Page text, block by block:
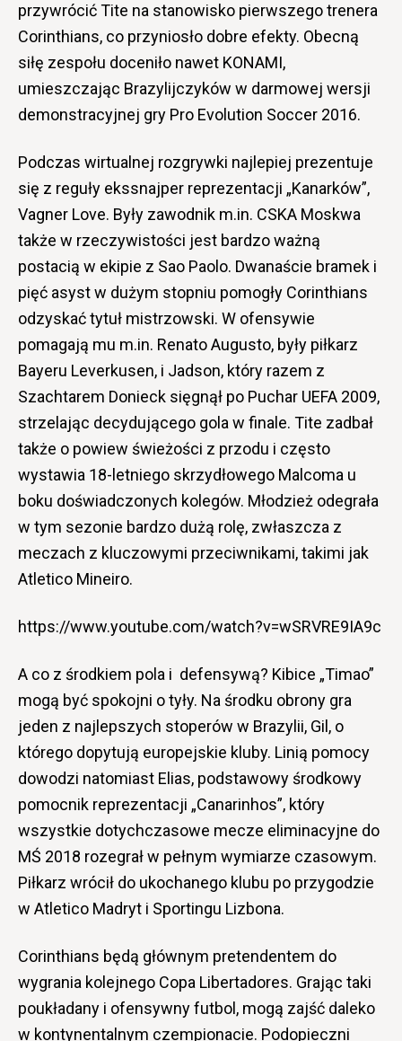
przywrócić Tite na stanowisko pierwszego trenera
Corinthians, co przyniosło dobre efekty. Obecną
siłę zespołu doceniło nawet KONAMI,
umieszczając Brazylijczyków w darmowej wersji
demonstracyjnej gry Pro Evolution Soccer 2016.
Podczas wirtualnej rozgrywki najlepiej prezentuje
się z reguły ekssnajper reprezentacji „Kanarków”,
Vagner Love. Były zawodnik m.in. CSKA Moskwa
także w rzeczywistości jest bardzo ważną
postacią w ekipie z Sao Paolo. Dwanaście bramek i
pięć asyst w dużym stopniu pomogły Corinthians
odzyskać tytuł mistrzowski. W ofensywie
pomagają mu m.in. Renato Augusto, były piłkarz
Bayeru Leverkusen, i Jadson, który razem z
Szachtarem Donieck sięgnął po Puchar UEFA 2009,
strzelając decydującego gola w finale. Tite zadbał
także o powiew świeżości z przodu i często
wystawia 18-letniego skrzydłowego Malcoma u
boku doświadczonych kolegów. Młodzież odegrała
w tym sezonie bardzo dużą rolę, zwłaszcza z
meczach z kluczowymi przeciwnikami, takimi jak
Atletico Mineiro.
https://www.youtube.com/watch?v=wSRVRE9IA9c
A co z środkiem pola i defensywą? Kibice „Timao”
mogą być spokojni o tyły. Na środku obrony gra
jeden z najlepszych stoperów w Brazylii, Gil, o
którego dopytują europejskie kluby. Linią pomocy
dowodzi natomiast Elias, podstawowy środkowy
pomocnik reprezentacji „Canarinhos”, który
wszystkie dotychczasowe mecze eliminacyjne do
MŚ 2018 rozegrał w pełnym wymiarze czasowym.
Piłkarz wrócił do ukochanego klubu po przygodzie
w Atletico Madryt i Sportingu Lizbona.
Corinthians będą głównym pretendentem do
wygrania kolejnego Copa Libertadores. Grając taki
poukładany i ofensywny futbol, mogą zajść daleko
w kontynentalnym czempionacie. Podopieczni